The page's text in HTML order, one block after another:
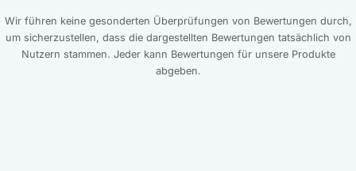
Wir führen keine gesonderten Überprüfungen von Bewertungen durch,
um sicherzustellen, dass die dargestellten Bewertungen tatsächlich von
Nutzern stammen. Jeder kann Bewertungen für unsere Produkte
abgeben.